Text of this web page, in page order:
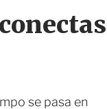
se pasa en